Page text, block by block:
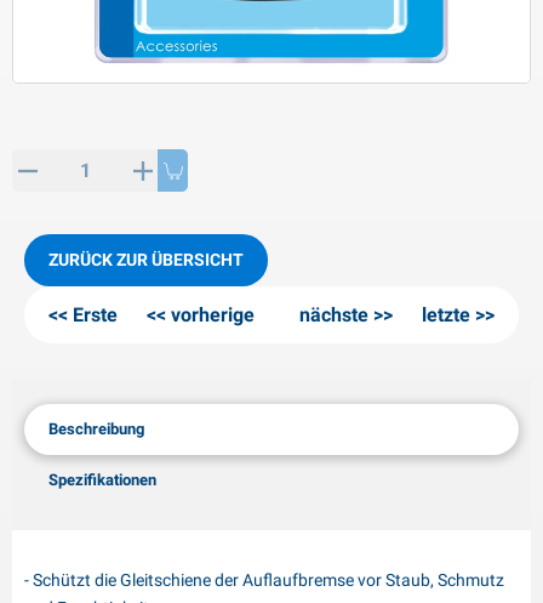
KO Artikel
ZURÜCK ZUR ÜBERSICHT
Erste vorherige nächste letzte
Beschreibung
Spezifikationen
- Schützt die Gleitschiene der Auflaufbremse vor Staub, Schmutz